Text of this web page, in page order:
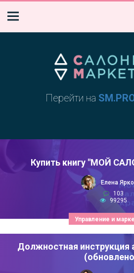
Перейти на
Управление и
Купить книгу "МОЙ
Елена
103
99295
Должностная инструкция